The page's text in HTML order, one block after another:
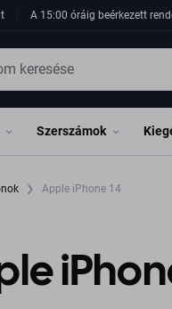
A 15:00 óráig beérkezett
Szerszámok
Apple iPhone 14